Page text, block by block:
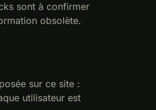
sont à confirmer
obsolète.
sur ce site :
utilisateur est